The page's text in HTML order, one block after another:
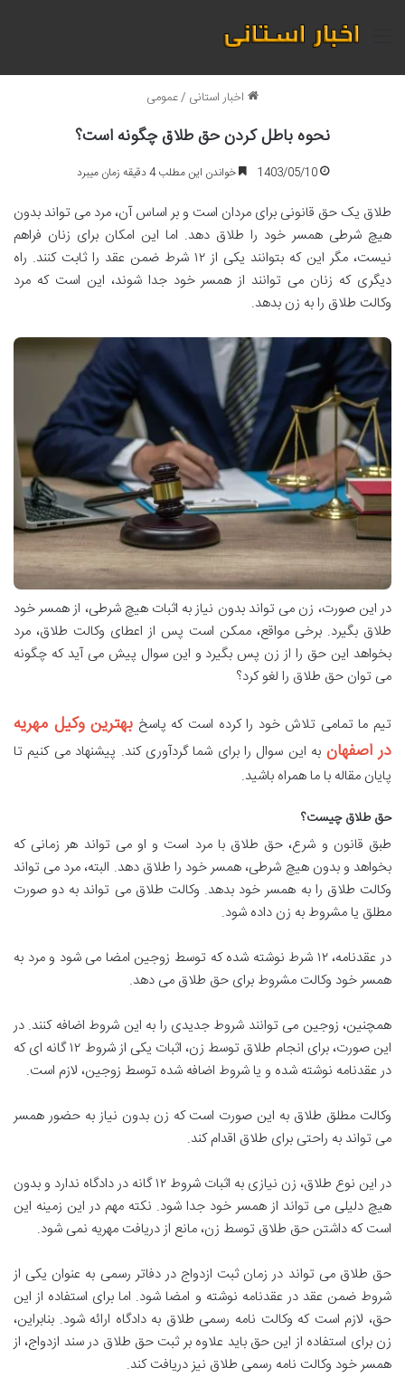
منو
اخبار استانی /عمومی
نحوه باطل کردن حق طلاق چگونه است؟
1403/05/10 خواندن این مطلب 4 دقیقه زمان میبرد
طلاق یک حق قانونی برای مردان است و بر اساس آن، مرد می تواند بدون
هیچ شرطی همسر خود را طلاق دهد. اما این امکان برای زنان فراهم
نیست، مگر این که بتوانند یکی از ۱۲ شرط ضمن عقد را ثابت کنند. راه
دیگری که زنان می توانند از همسر خود جدا شوند، این است که مرد
وکالت طلاق را به زن بدهد.
در این صورت، زن می تواند بدون نیاز به اثبات هیچ شرطی، از همسر خود
طلاق بگیرد. برخی مواقع، ممکن است پس از اعطای وکالت طلاق، مرد
بخواهد این حق را از زن پس بگیرد و این سوال پیش می آید که چگونه
می توان حق طلاق را لغو کرد؟
تیم ما تمامی تلاش خود را کرده است که پاسخ بهترین وکیل مهریه
در اصفهان به این سوال را برای شما گردآوری کند. پیشنهاد می کنیم تا
پایان مقاله با ما همراه باشید.
حق طلاق چیست؟
طبق قانون و شرع، حق طلاق با مرد است و او می تواند هر زمانی که
بخواهد و بدون هیچ شرطی، همسر خود را طلاق دهد. البته، مرد می تواند
وکالت طلاق را به همسر خود بدهد. وکالت طلاق می تواند به دو صورت
مطلق یا مشروط به زن داده شود.
در عقدنامه، ۱۲ شرط نوشته شده که توسط زوجین امضا می شود و مرد به
همسر خود وکالت مشروط برای حق طلاق می دهد.
همچنین، زوجین می توانند شروط جدیدی را به این شروط اضافه کنند. در
این صورت، برای انجام طلاق توسط زن، اثبات یکی از شروط ۱۲ گانه ای که
در عقدنامه نوشته شده و یا شروط اضافه شده توسط زوجین، لازم است.
وکالت مطلق طلاق به این صورت است که زن بدون نیاز به حضور همسر
می تواند به راحتی برای طلاق اقدام کند.
در این نوع طلاق، زن نیازی به اثبات شروط ۱۲ گانه در دادگاه ندارد و بدون
هیچ دلیلی می تواند از همسر خود جدا شود. نکته مهم در این زمینه این
است که داشتن حق طلاق توسط زن، مانع از دریافت مهریه نمی شود.
حق طلاق می تواند در زمان ثبت ازدواج در دفاتر رسمی به عنوان یکی از
شروط ضمن عقد در عقدنامه نوشته و امضا شود. اما برای استفاده از این
حق، لازم است که وکالت نامه رسمی طلاق به دادگاه ارائه شود. بنابراین،
زن برای استفاده از این حق باید علاوه بر ثبت حق طلاق در سند ازدواج، از
همسر خود وکالت نامه رسمی طلاق نیز دریافت کند.